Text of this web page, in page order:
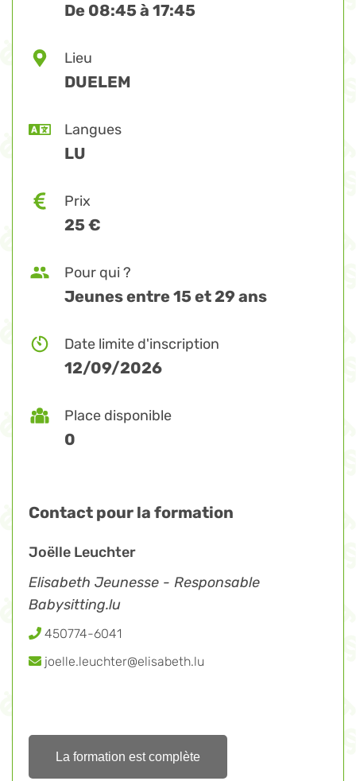
De 08:45 à 17:45
Lieu
DUELEM
Langues
LU
Prix
25 €
Pour qui ?
Jeunes entre 15 et 29 ans
Date limite d'inscription
12/09/2026
Place disponible
0
Contact pour la formation
Joëlle Leuchter
Elisabeth Jeunesse - Responsable
Babysitting.lu
450774-6041
joelle.leuchter@elisabeth.lu
La formation est complète